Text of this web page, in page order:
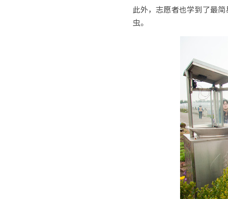
此外，志愿者也学到了最
虫。